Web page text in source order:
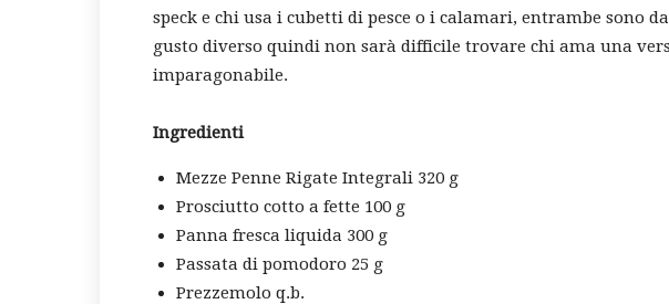
speck e chi usa i cubetti di pesce o i calamari, entrambe sono
gusto diverso quindi non sarà difficile trovare chi ama una
imparagonabile.
Ingredienti
Mezze Penne Rigate Integrali 320 g
Prosciutto cotto a fette 100 g
Panna fresca liquida 300 g
Passata di pomodoro 25 g
Prezzemolo q.b.